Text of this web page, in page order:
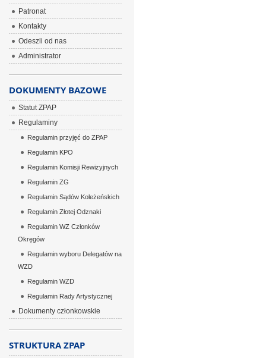
Patronat
Kontakty
Odeszli od nas
Administrator
DOKUMENTY BAZOWE
Statut ZPAP
Regulaminy
Regulamin przyjęć do ZPAP
Regulamin KPO
Regulamin Komisji Rewizyjnych
Regulamin ZG
Regulamin Sądów Koleżeńskich
Regulamin Złotej Odznaki
Regulamin WZ Członków
Okręgów
Regulamin wyboru Delegatów na
WZD
Regulamin WZD
Regulamin Rady Artystycznej
Dokumenty członkowskie
STRUKTURA ZPAP